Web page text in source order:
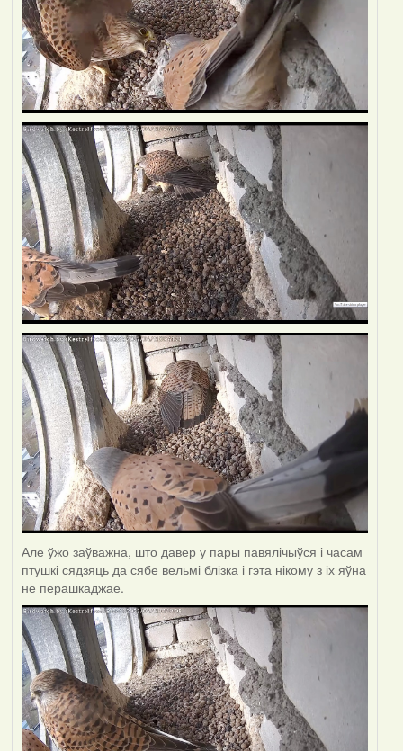
Але ўжо заўважна, што давер у пары павялічыўся і часам
птушкі сядзяць да сябе вельмі блізка і гэта нікому з іх яўна
не перашкаджае.